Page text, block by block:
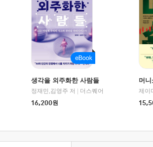
생각을 외주화한 사람들
정재민,김영주 저
더스퀘어
16,200원
머